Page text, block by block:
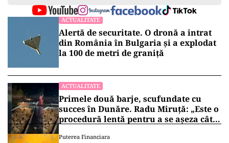
ACTUALITATE
Alertă de securitate. O dronă a intrat
din România în Bulgaria şi a explodat
la 100 de metri de graniţă
ACTUALITATE
Primele două barje, scufundate cu
succes în Dunăre. Radu Miruță: „Este o
procedură lentă pentru a se așeza cât
Puterea Financiara